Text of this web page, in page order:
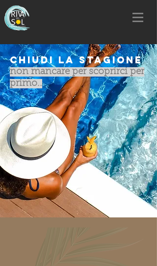
Chiudi la Stagione
non mancare per scoprirci per
primo..